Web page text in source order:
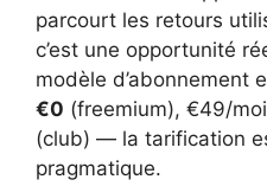
parcourt les retours
c’est une opportunité
modèle d’abonnement
€0 (freemium), €49/
(club) — la tarification
pragmatique.